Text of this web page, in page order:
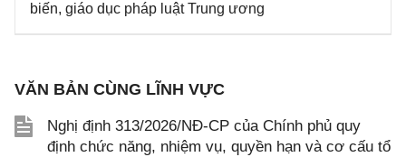
biến, giáo dục pháp luật Trung ương
VĂN BẢN CÙNG LĨNH VỰC
Nghị định 313/2026/NĐ-CP của Chính phủ quy
định chức năng, nhiệm vụ, quyền hạn và cơ cấu tổ